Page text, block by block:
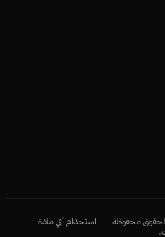
محفوظة — استخدام أي مادة